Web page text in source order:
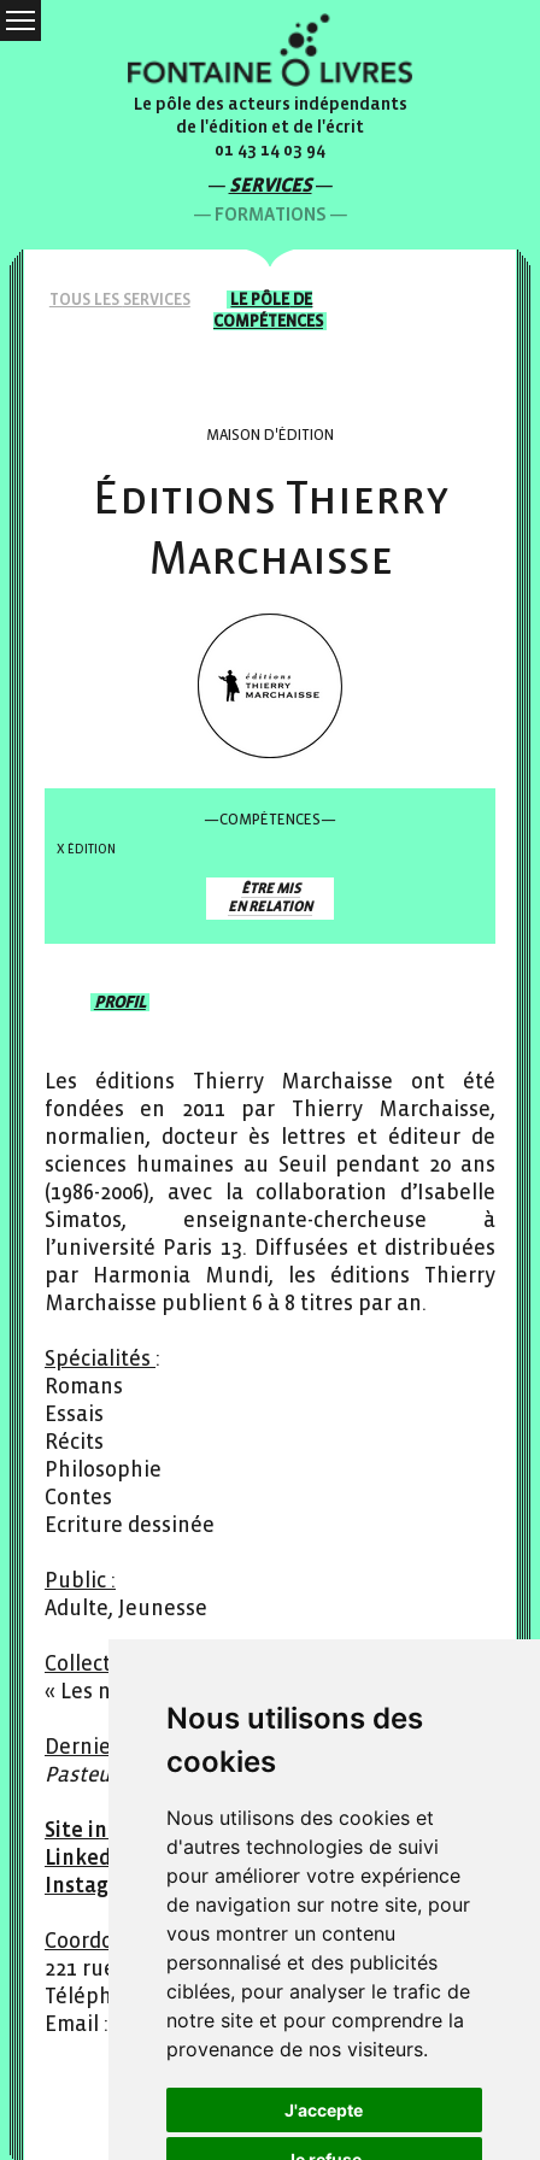
Nous utilisons des
cookies
Nous utilisons des cookies et
d'autres technologies de suivi
pour améliorer votre expérience
de navigation sur notre site, pour
vous montrer un contenu
personnalisé et des publicités
ciblées, pour analyser le trafic de
notre site et pour comprendre la
provenance de nos visiteurs.
J'accepte
Le pôle des acteurs indépendants
de l'édition et de l'écrit
01 43 14 03 94
SERVICES
FORMATIONS
TOUS LES SERVICES LE PÔLEDE
COMPÉTENCES
MAISON D'ÉDITION
Éditions Thierry
Marchaisse
—COMPÉTENCES—
ÉDITION
ÊTRE MIS
EN RELATION
PROFIL
Les éditions Thierry Marchaisse ont été
fondées en 2011 par Thierry Marchaisse,
normalien, docteur ès lettres et éditeur de
sciences humaines au Seuil pendant 20 ans
(1986-2006), avec la collaboration d’Isabelle
Simatos, enseignante-chercheuse à
l’université Paris 13. Diffusées et distribuées
par Harmonia Mundi, les éditions Thierry
Marchaisse publient 6 à 8 titres par an.
Spécialités :
Romans
Essais
Récits
Philosophie
Contes
Ecriture dessinée
Public :
Adulte, Jeunesse
Collections :
« Les non-dits », « Lettre à… », « Octets »
Derniers titres parus :
Pasteur, Bienvenue au XXIème siècle
Site internet : editions-marchaisse.fr
LinkedIn : thierry-marchaisse
Instagram : @thierrymarchaisse
Coordonnées :
221 rue Diderot, 94300 Vincennes
Téléphone : 01 43 98 94 19
Email : contact@editions-marchaisse.com